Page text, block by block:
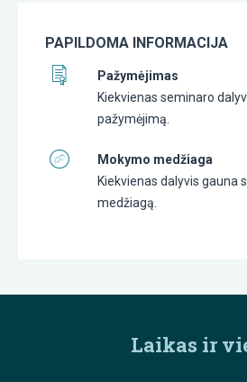
PAPILDOMA INFORMACIJA
Pažymėjimas
Kiekvienas seminaro
pažymėjimą.
Mokymo medžiaga
Kiekvienas dalyvis gauna
medžiagą.
Laikas ir